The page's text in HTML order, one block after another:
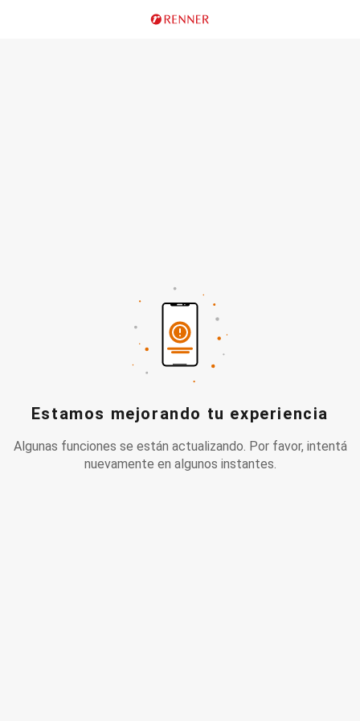
Estamos mejorando tu experiencia
Algunas funciones se están actualizando. Por favor, intentá
nuevamente en algunos instantes.